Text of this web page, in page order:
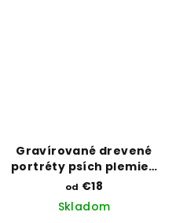
Gravírované drevené
portréty psích plemien
s popisom povahy -
Americký stafordšírsky
teriér
od €18
Skladom